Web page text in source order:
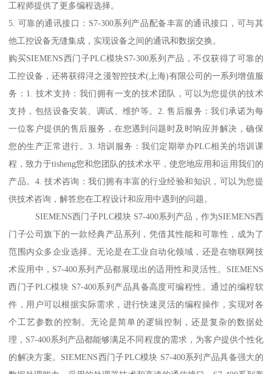
工程师提供了更多编程选择。
5. 可靠的通讯接口：S7-300系列产品配备丰富的通讯接口，可与其
他工控设备无缝集成，实现设备之间的通讯和数据交换。
购买SIEMENS西门子PLC模块S7-300系列产品，不仅获得了可靠的
工控设备，还将获得浔之漫智控技术(上海)有限公司的一系列增值服
务：1. 技术支持：我们拥有一支的技术团队，可以为您提供的技术
支持，包括设备安装、调试、维护等。2. 售后服务：我们承诺为每
一位客户提供的售后服务，在您遇到问题时及时响应并解决，确保
您的生产正常进行。3. 培训服务：我们定期举办PLC相关的培训课
程，致力于tisheng您和您团队的技术水平，使您地应用和运用我们的
产品。4. 技术咨询：我们拥有丰富的行业经验和知识，可以为您提
供技术咨询，解答您在工程设计和应用中遇到的问题。
SIEMENS西门子PLC模块 S7-400系列产品，作为SIEMENS西
门子公司旗下的一款经典产品系列，凭借其性能和可靠性，成为了
范围内众多企业选择。无论是在工业自动化领域，还是在物联网技
术应用中，S7-400系列产品都展现出的适用性和灵活性。SIEMENS
西门子PLC模块 S7-400系列产品具备高度可编程性。通过的编程软
件，用户可以根据实际需求，进行快速灵活的编程操作，实现对各
个工艺参数的控制。无论是简单的逻辑控制，还是复杂的数据处
理，S7-400系列产品都能够满足不同程度的需求，为客户提供个性化
的解决方案。SIEMENS西门子PLC模块 S7-400系列产品具备强大的